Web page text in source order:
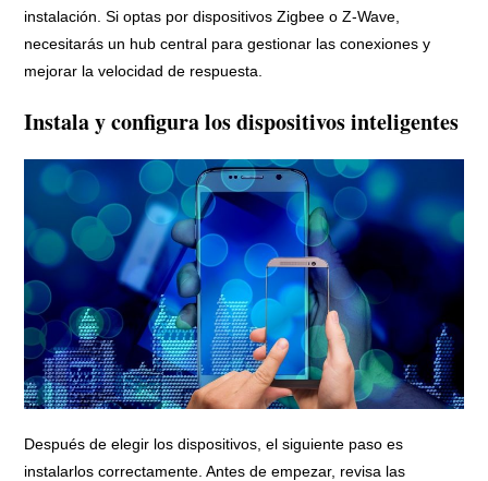
instalación. Si optas por dispositivos Zigbee o Z-Wave,
necesitarás un hub central para gestionar las conexiones y
mejorar la velocidad de respuesta.
Instala y configura los dispositivos inteligentes
Después de elegir los dispositivos, el siguiente paso es
instalarlos correctamente. Antes de empezar, revisa las